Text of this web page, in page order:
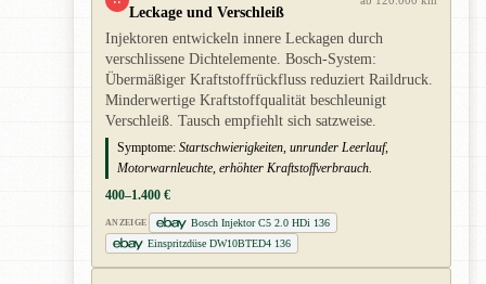
Leckage und Verschleiß
Injektoren entwickeln innere Leckagen durch
verschlissene Dichtelemente. Bosch-System:
Übermäßiger Kraftstoffrückfluss reduziert Raildruck.
Minderwertige Kraftstoffqualität beschleunigt
Verschleiß. Tausch empfiehlt sich satzweise.
Symptome: Startschwierigkeiten, unrunder Leerlauf,
Motorwarnleuchte, erhöhter Kraftstoffverbrauch.
400–1.400 €
ANZEIGE
Bosch Injektor C5 2.0 HDi 136
Einspritzdüse DW10BTED4 136